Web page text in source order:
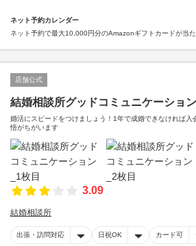
ネット予約カレンダー
ネット予約で最大10,000円分のAmazonギフトカードが当た
店舗公式
結婚相談所グッドコミュニケーション
婚活にスピードをつけましょう！1年で成婚できなければ入
悟がちがいます
3.09
結婚相談所
出張・訪問対応 日祝OK カード可